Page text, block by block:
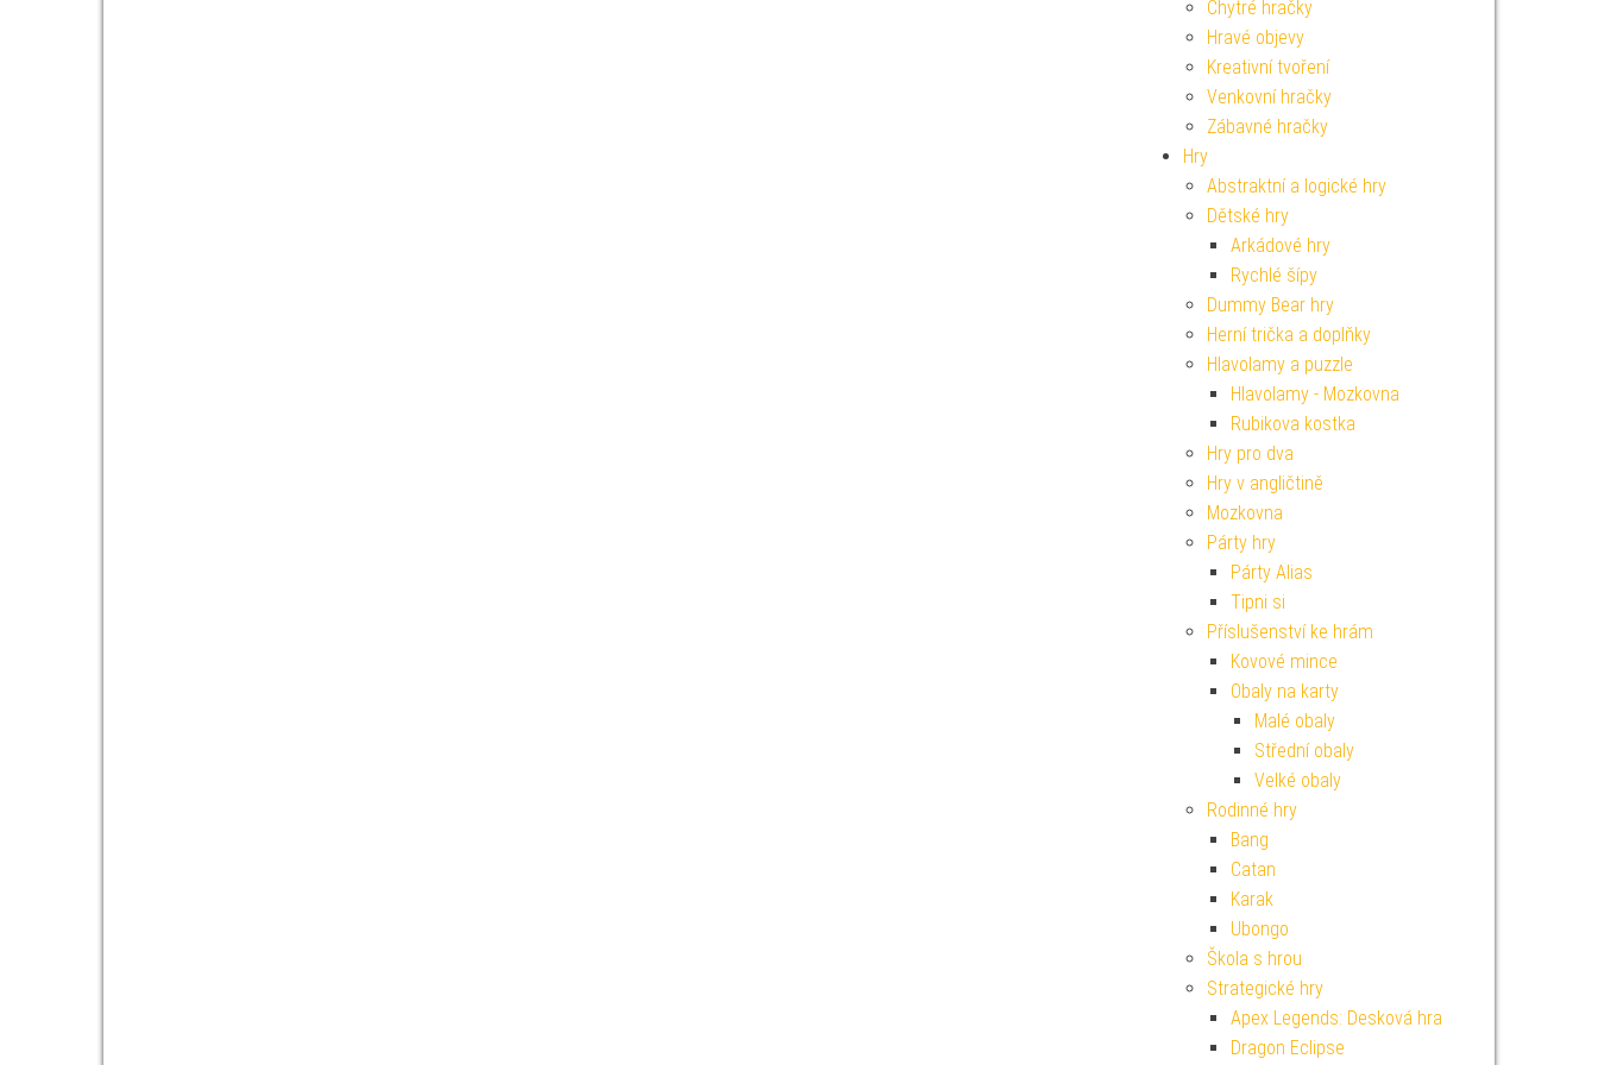
Chytré hračky
Hravé objevy
Kreativní tvoření
Venkovní hračky
Zábavné hračky
Hry
Abstraktní a logické hry
Dětské hry
Arkádové hry
Rychlé šípy
Dummy Bear hry
Herní trička a doplňky
Hlavolamy a puzzle
Hlavolamy - Mozkovna
Rubikova kostka
Hry pro dva
Hry v angličtině
Mozkovna
Párty hry
Párty Alias
Tipni si
Příslušenství ke hrám
Kovové mince
Obaly na karty
Malé obaly
Střední obaly
Velké obaly
Rodinné hry
Bang
Catan
Karak
Ubongo
Škola s hrou
Strategické hry
Apex Legends: Desková hra
Dragon Eclipse